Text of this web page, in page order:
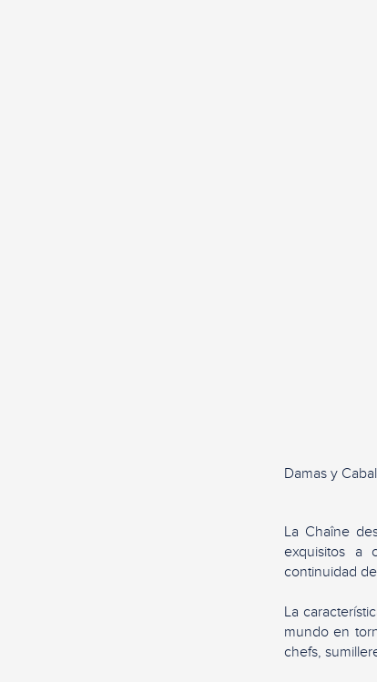
Damas y
La Chaîne
exquisitos a
continuidad
La
mundo en
chefs,